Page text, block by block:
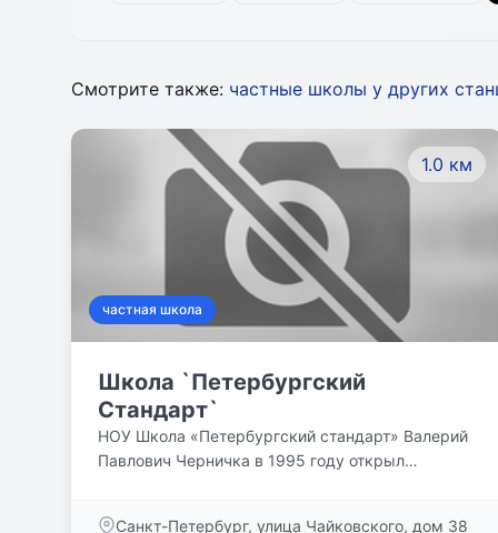
Смотрите также: частные школы у других
1.0 км
частная школа
Школа `Петербургский
Стандарт`
НОУ Школа «Петербургский стандарт» Валерий
Павлович Черничка в 1995 году открыл
Санкт-Петербург, улица Чайковского, дом 38